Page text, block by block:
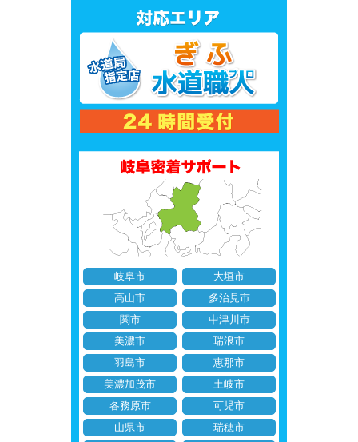
岐阜市
大垣市
高山市
多治見市
関市
中津川市
美濃市
瑞浪市
羽島市
恵那市
美濃加茂市
土岐市
各務原市
可児市
山県市
瑞穂市